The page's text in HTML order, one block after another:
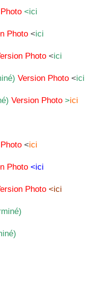
<ici
Photo <ici
Photo <ici
Version Photo <ici
Version Photo >ici
<ici
Photo <ici
Photo <ici
)